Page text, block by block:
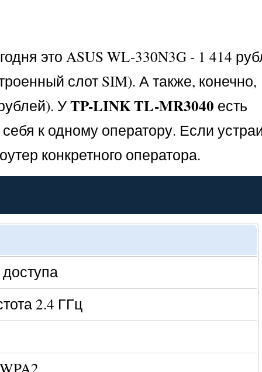
это ASUS WL-330N3G - 1 414
слот SIM). А также, конечно,
УTP-LINK TL-MR3040 есть
к одному оператору. Если
конкретного оператора.
2.4 ГГц